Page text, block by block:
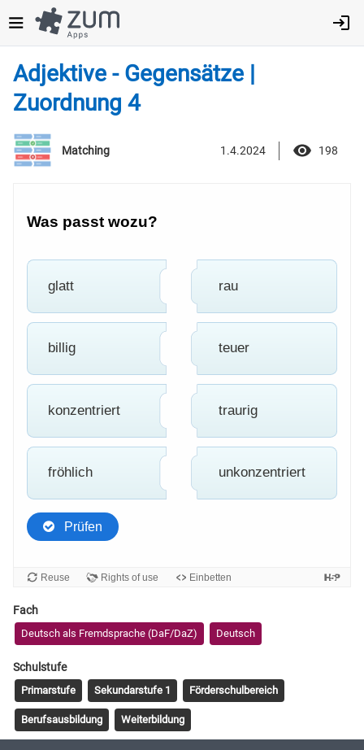
zum
Inhalt
Adjektive - Gegensätze |
Zuordnung 4
Matching 1.4.2024 198
Fach
Deutsch als Fremdsprache (DaF/DaZ) Deutsch
Schulstufe
Primarstufe Sekundarstufe 1 Förderschulbereich
Berufsausbildung Weiterbildung